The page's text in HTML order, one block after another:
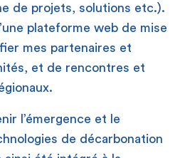
de projets, solutions etc.).
plateforme web de mise
mes partenaires et
et de rencontres et
l’émergence et le
de décarbonation